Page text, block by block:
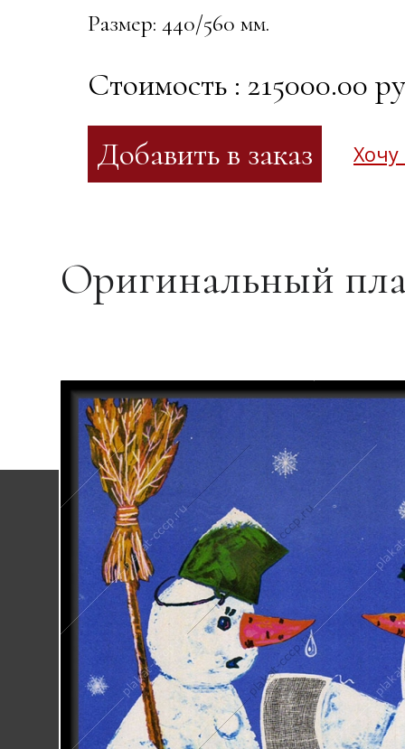
Размер: 440/560 мм.
Стоимость : 215000.00
Хочу
Оригинальный